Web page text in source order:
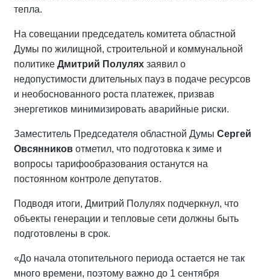
тепла.
На совещании председатель комитета областной
Думы по жилищной, строительной и коммунальной
политике Дмитрий Полулях заявил о
недопустимости длительных пауз в подаче ресурсов
и необоснованного роста платежек, призвав
энергетиков минимизировать аварийные риски.
Заместитель Председателя областной Думы Сергей
Овсянников отметил, что подготовка к зиме и
вопросы тарифообразования останутся на
постоянном контроле депутатов.
Подводя итоги, Дмитрий Полулях подчеркнул, что
объекты генерации и тепловые сети должны быть
подготовлены в срок.
«До начала отопительного периода остается не так
много времени, поэтому важно до 1 сентября